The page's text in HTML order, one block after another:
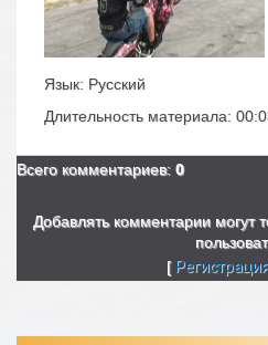
Язык: Русский
Длительность материала:
Всего комментариев: 0
Добавлять комментарии могут
[